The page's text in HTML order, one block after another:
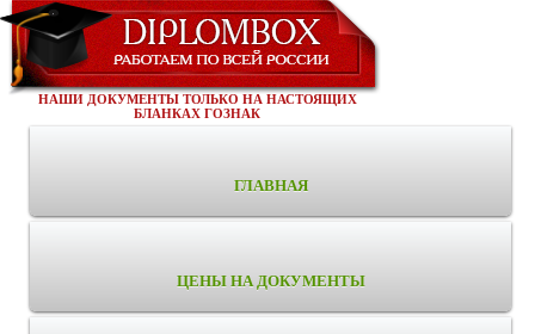
НАШИ ДОКУМЕНТЫ ТОЛЬКО НА НАСТОЯЩИХ
БЛАНКАХ ГОЗНАК
ГЛАВНАЯ
ЦЕНЫ НА ДОКУМЕНТЫ